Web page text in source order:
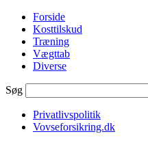
Forside
Kosttilskud
Træning
Vægttab
Diverse
Søg
Privatlivspolitik
Vovseforsikring.dk